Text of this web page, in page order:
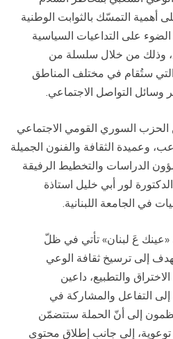
أهمية التمسّك بالثوابت الوطنية
على التداعيات السياسية
وذلك من خلال سلسلة من
التي ستُقام في مختلف المناطق
وسائل التواصل الاجتماعي.
السوري القومي الاجتماعي
وعميدة الثقافة والفنون الجميلة
الدراسات والتخطيط الرفيقة
لور أبي خليل استاذة
في الجامعة اللبنانية.
«عينك عَ لبنان» تأتي في ظلّ
إلى ترسيخ ثقافة الوعي
والتطبيع، داعين
إلى التفاعل والمشاركة في
إلى أنّ الحملة ستتضمّن
توعوية، إلى جانب إطلاق محتوى